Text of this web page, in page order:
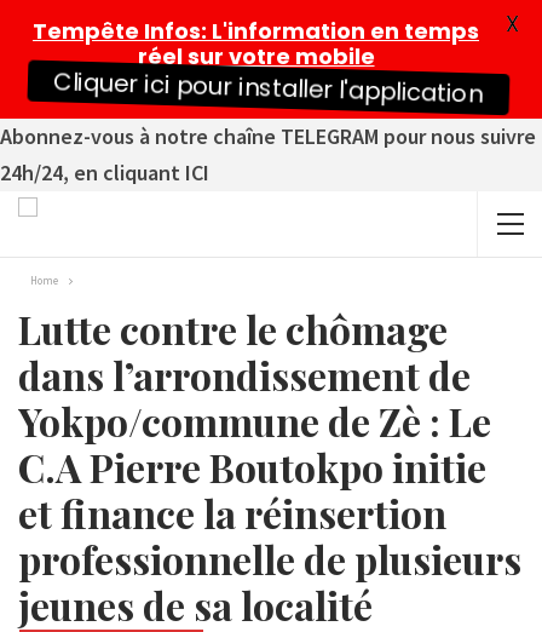
Abonnez-vous à notre chaîne TELEGRAM pour nous suivre
24h/24, en cliquant ICI
Home
Lutte contre le chômage
dans l’arrondissement de
Yokpo/commune de Zè : Le
C.A Pierre Boutokpo initie
et finance la réinsertion
professionnelle de plusieurs
jeunes de sa localité
Tempête Infos: L'information en temps
réel sur votre mobile
Cliquer ici pour installer l'application
X